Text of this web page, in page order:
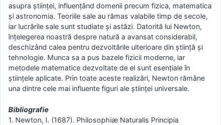
asupra științei, influențând domenii precum fizica, matematica
și astronomia. Teoriile sale au rămas valabile timp de secole,
iar lucrările sale sunt studiate și astăzi. Datorită lui Newton,
înțelegerea noastră despre natură a avansat considerabil,
deschizând calea pentru dezvoltările ulterioare din știință și
tehnologie. Munca sa a pus bazele fizicii moderne, iar
metodele matematice dezvoltate de el sunt esențiale în
științele aplicate. Prin toate aceste realizări, Newton rămâne
una dintre cele mai influente figuri ale științei universale.
Bibliografie
1. Newton, I. (1687). Philosophiæ Naturalis Principia